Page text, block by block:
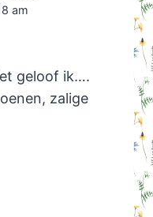
am
geloof ik….
zalige